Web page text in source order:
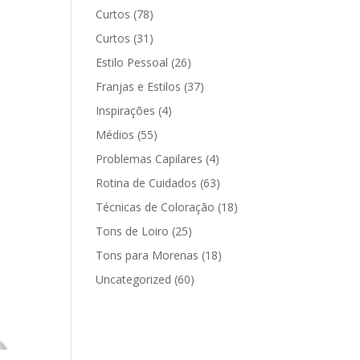
Curtos (78)
Curtos (31)
Estilo Pessoal (26)
Franjas e Estilos (37)
Inspirações (4)
Médios (55)
Problemas Capilares (4)
Rotina de Cuidados (63)
Técnicas de Coloração (18)
Tons de Loiro (25)
Tons para Morenas (18)
Uncategorized (60)